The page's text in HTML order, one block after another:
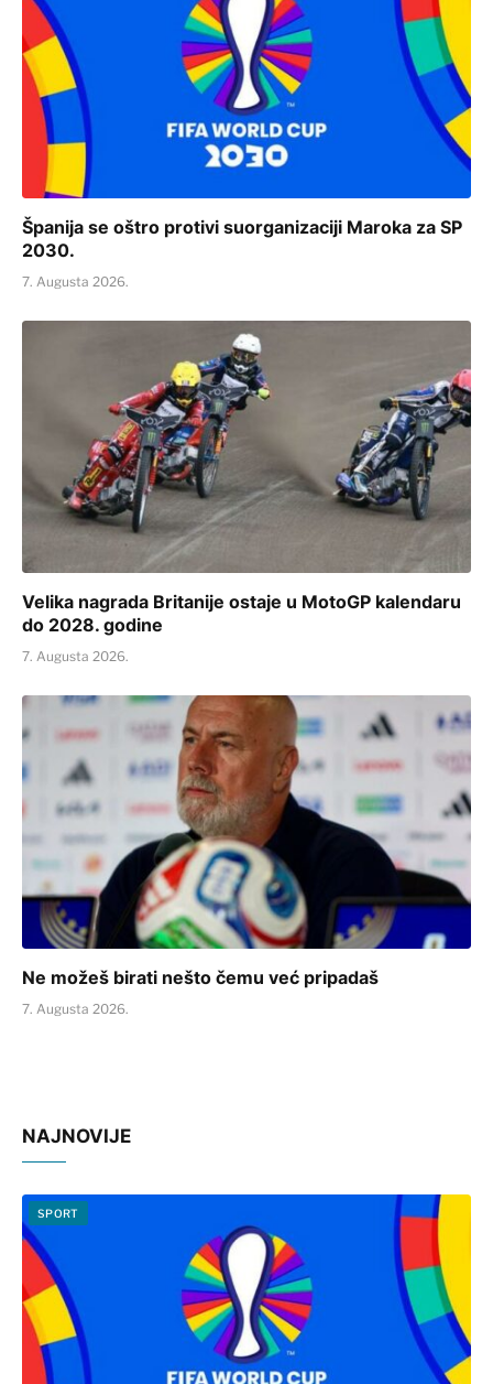
Španija se oštro protivi suorganizaciji Maroka za SP
2030.
7. Augusta 2026.
Velika nagrada Britanije ostaje u MotoGP kalendaru
do 2028. godine
7. Augusta 2026.
Ne možeš birati nešto čemu već pripadaš
7. Augusta 2026.
NAJNOVIJE
SPORT